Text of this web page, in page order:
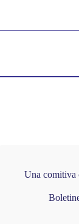
Una comitiva